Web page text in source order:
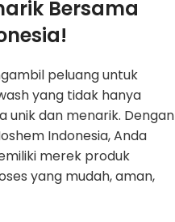
Bersama
peluang untuk
yang tidak hanya
unik dan menarik. Dengan
Indonesia, Anda
merek produk
yang mudah, aman,